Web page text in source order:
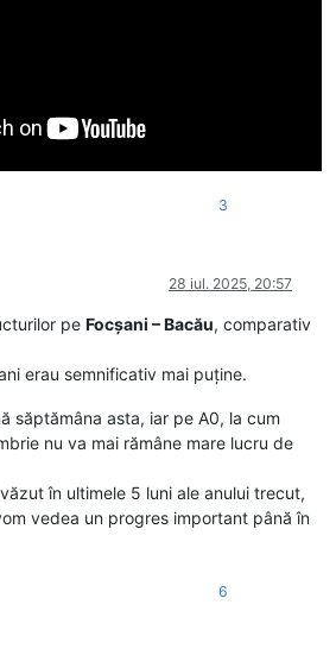
3
28 iul. 2025, 20:57
pe Focșani – Bacău, comparativ
erau semnificativ mai puține.
săptămâna asta, iar pe A0, la cum
nu va mai rămâne mare lucru de
în ultimele 5 luni ale anului trecut,
vedea un progres important până în
6